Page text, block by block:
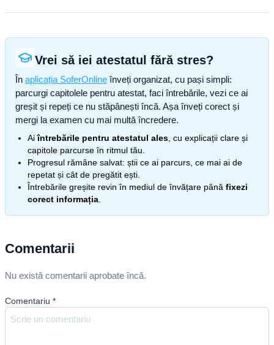
Vrei să iei atestatul fără stres?
În aplicația SoferOnline înveți organizat, cu pași simpli:
parcurgi capitolele pentru atestat, faci întrebările, vezi ce ai
greșit și repeți ce nu stăpânești încă. Așa înveți corect și
mergi la examen cu mai multă încredere.
Aiîntrebările pentru atestatul ales , cu explicații clare și
capitole parcurse în ritmul tău.
Progresul rămâne salvat: știi ce ai parcurs, ce mai ai de
repetat și cât de pregătit ești.
Întrebările greșite revin în mediul de învățare până fixezi
corect informația
Comentarii
Nu există comentarii aprobate încă.
Comentariu *